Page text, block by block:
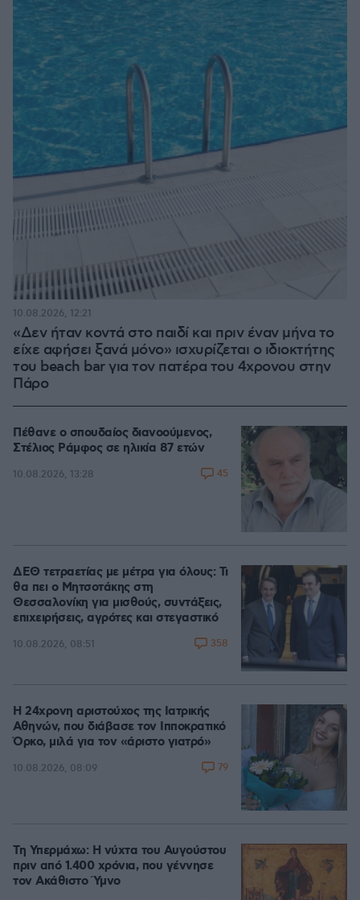
«Δεν ήταν κοντά στο παιδί και πριν έναν μήνα το
είχε αφήσει ξανά μόνο» ισχυρίζεται ο ιδιοκτήτης
του beach bar για τον πατέρα του 4χρονου στην
Πάρο
10.08.2026, 12:21
Πέθανε ο σπουδαίος διανοούμενος,
Στέλιος Ράμφος σε ηλικία 87 ετών
10.08.2026, 13:28 45
ΔΕΘ τετραετίας με μέτρα για όλους: Τι
θα πει ο Μητσοτάκης στη
Θεσσαλονίκη για μισθούς, συντάξεις,
επιχειρήσεις, αγρότες και στεγαστικό
10.08.2026, 08:51 358
Η 24χρονη αριστούχος της Ιατρικής
Αθηνών, που διάβασε τον Ιπποκρατικό
Όρκο, μιλά για τον «άριστο γιατρό»
10.08.2026, 08:09 79
Τη Υπερμάχω: Η νύχτα του Αυγούστου
πριν από 1.400 χρόνια, που γέννησε
τον Ακάθιστο Ύμνο